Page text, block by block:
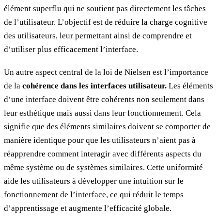
élément superflu qui ne soutient pas directement les tâches
de l’utilisateur. L’objectif est de réduire la charge cognitive
des utilisateurs, leur permettant ainsi de comprendre et
d’utiliser plus efficacement l’interface.
Un autre aspect central de la loi de Nielsen est l’importance
de la cohérence dans les interfaces utilisateur. Les éléments
d’une interface doivent être cohérents non seulement dans
leur esthétique mais aussi dans leur fonctionnement. Cela
signifie que des éléments similaires doivent se comporter de
manière identique pour que les utilisateurs n’aient pas à
réapprendre comment interagir avec différents aspects du
même système ou de systèmes similaires. Cette uniformité
aide les utilisateurs à développer une intuition sur le
fonctionnement de l’interface, ce qui réduit le temps
d’apprentissage et augmente l’efficacité globale.